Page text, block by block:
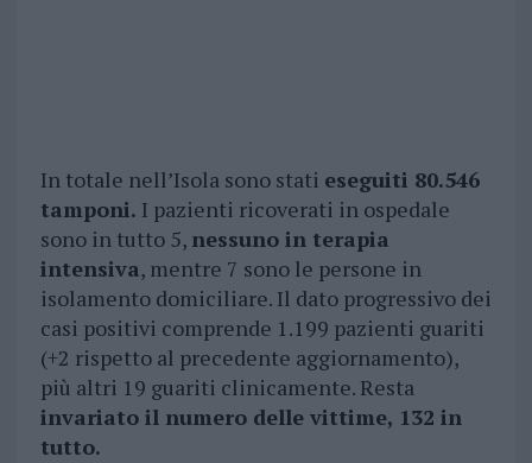
In totale nell’Isola sono stati eseguiti 80.546
tamponi. I pazienti ricoverati in ospedale
sono in tutto 5, nessuno in terapia
intensiva, mentre 7 sono le persone in
isolamento domiciliare. Il dato progressivo dei
casi positivi comprende 1.199 pazienti guariti
(+2 rispetto al precedente aggiornamento),
più altri 19 guariti clinicamente. Resta
invariato il numero delle vittime, 132 in
tutto.